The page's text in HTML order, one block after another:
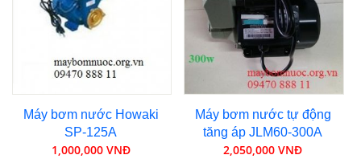
Máy bơm nước Howaki
SP-125A
1,000,000 VNĐ
Máy bơm nước tự động
tăng áp JLM60-300A
2,050,000 VNĐ